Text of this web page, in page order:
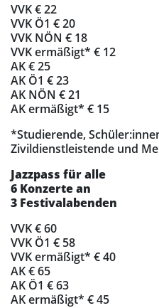
VVK € 22
VVK Ö1 € 20
VVK NÖN € 18
VVK ermäßigt* € 12
AK € 25
AK Ö1 € 23
AK NÖN € 21
AK ermäßigt* € 15
*Studierende,
Zivildienstleistende und
Jazzpass für alle
6 Konzerte an
3 Festivalabenden
VVK € 60
VVK Ö1 € 58
VVK ermäßigt* € 40
AK € 65
AK Ö1 € 63
AK ermäßigt* € 45